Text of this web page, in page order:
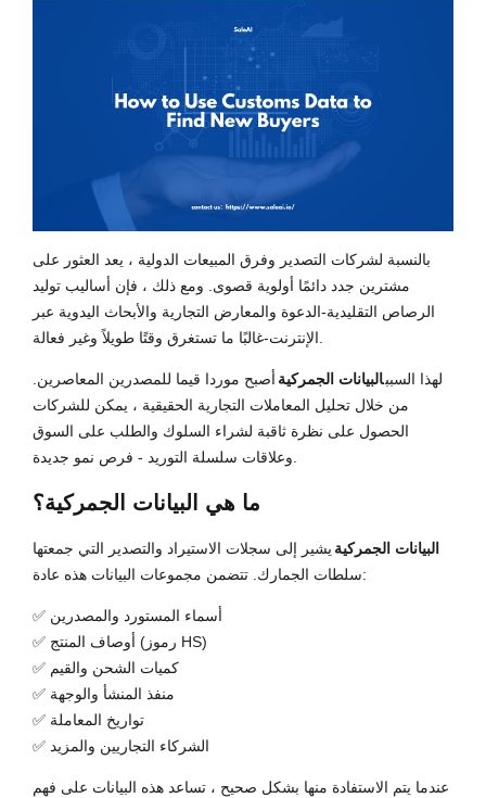
بالنسبة لشركات التصدير وفرق المبيعات الدولية ، يعد العثور على
مشترين جدد دائمًا أولوية قصوى. ومع ذلك ، فإن أساليب توليد
الرصاص التقليدية-الدعوة والمعارض التجارية والأبحاث اليدوية عبر
الإنترنت-غالبًا ما تستغرق وقتًا طويلاً وغير فعالة.
لهذا السببالبيانات الجمركية أصبح موردا قيما للمصدرين المعاصرين.
من خلال تحليل المعاملات التجارية الحقيقية ، يمكن للشركات
الحصول على نظرة ثاقبة لشراء السلوك والطلب على السوق
وعلاقات سلسلة التوريد - فرص نمو جديدة.
ما هي البيانات الجمركية؟
البيانات الجمركية يشير إلى سجلات الاستيراد والتصدير التي جمعتها
سلطات الجمارك. تتضمن مجموعات البيانات هذه عادة:
✅ أسماء المستورد والمصدرين
✅ أوصاف المنتج (رموز HS)
✅ كميات الشحن والقيم
✅ منفذ المنشأ والوجهة
✅ تواريخ المعاملة
✅ الشركاء التجاريين والمزيد
عندما يتم الاستفادة منها بشكل صحيح ، تساعد هذه البيانات على فهم